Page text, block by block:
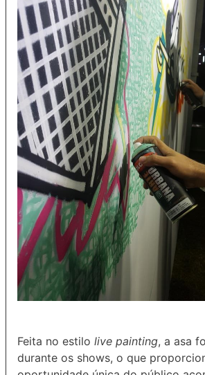
Feita no estilo live painting, a asa
durante os shows, o que